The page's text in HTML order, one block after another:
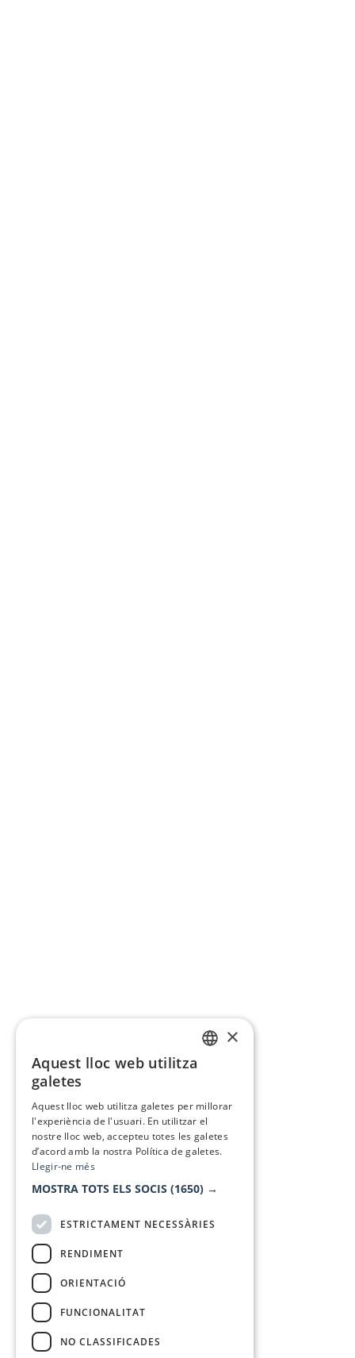
×
Aquest lloc web utilitza
galetes
Aquest lloc web utilitza galetes per millorar
l'experiència de l'usuari. En utilitzar el
nostre lloc web, accepteu totes les galetes
d’acord amb la nostra Política de galetes.
Llegir-ne més
MOSTRA TOTS ELS SOCIS (1650) →
ESTRICTAMENT NECESSÀRIES
RENDIMENT
ORIENTACIÓ
FUNCIONALITAT
NO CLASSIFICADES